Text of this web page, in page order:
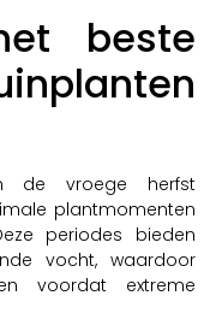
beste
de vroege herfst
plantmomenten
periodes bieden
vocht, waardoor
voordat extreme